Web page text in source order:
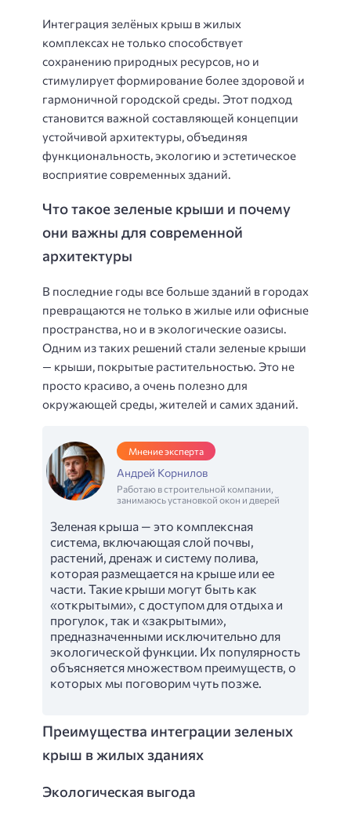
Интеграция зелёных крыш в жилых
комплексах не только способствует
сохранению природных ресурсов, но и
стимулирует формирование более здоровой и
гармоничной городской среды. Этот подход
становится важной составляющей концепции
устойчивой архитектуры, объединяя
функциональность, экологию и эстетическое
восприятие современных зданий.
Что такое зеленые крыши и почему
они важны для современной
архитектуры
В последние годы все больше зданий в городах
превращаются не только в жилые или офисные
пространства, но и в экологические оазисы.
Одним из таких решений стали зеленые крыши
— крыши, покрытые растительностью. Это не
просто красиво, а очень полезно для
окружающей среды, жителей и самих зданий.
Мнение эксперта
Андрей Корнилов
Работаю в строительной компании,
занимаюсь установкой окон и дверей
Зеленая крыша — это комплексная
система, включающая слой почвы,
растений, дренаж и систему полива,
которая размещается на крыше или ее
части. Такие крыши могут быть как
«открытыми», с доступом для отдыха и
прогулок, так и «закрытыми»,
предназначенными исключительно для
экологической функции. Их популярность
объясняется множеством преимуществ, о
которых мы поговорим чуть позже.
Преимущества интеграции зеленых
крыш в жилых зданиях
Экологическая выгода